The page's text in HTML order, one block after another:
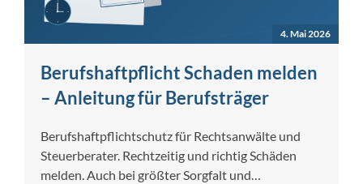
4. Mai 2026
Berufshaftpflicht Schaden melden
– Anleitung für Berufsträger
Berufshaftpflichtschutz für Rechtsanwälte und
Steuerberater. Rechtzeitig und richtig Schäden
melden. Auch bei größter Sorgfalt und